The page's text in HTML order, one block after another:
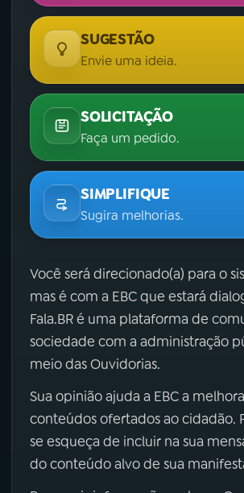
SUGESTÃO
Envie uma ideia.
SOLICITAÇÃO
Faça um pedido.
SIMPLIFIQUE
Sugira melhorias.
Você será direcionado(a) para o
mas é com a EBC que estará
Fala.BR é uma plataforma de
sociedade com a administração
meio das Ouvidorias.
Sua opinião ajuda a EBC a
conteúdos ofertados ao cidadão.
se esqueça de incluir na sua
do conteúdo alvo de sua